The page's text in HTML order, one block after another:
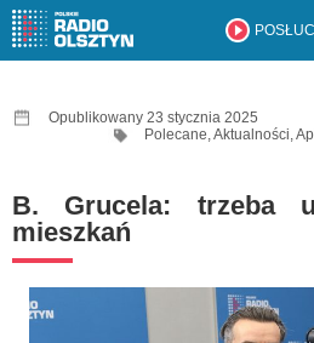
Opublikowany 23 stycznia 2025
Polecane,Aktualności,
B. Grucela: trzeba
mieszkań